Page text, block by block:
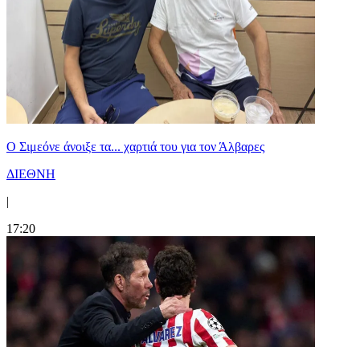
Ο Σιμεόνε άνοιξε τα... χαρτιά του για τον Άλβαρες
ΔΙΕΘΝΗ
|
17:20